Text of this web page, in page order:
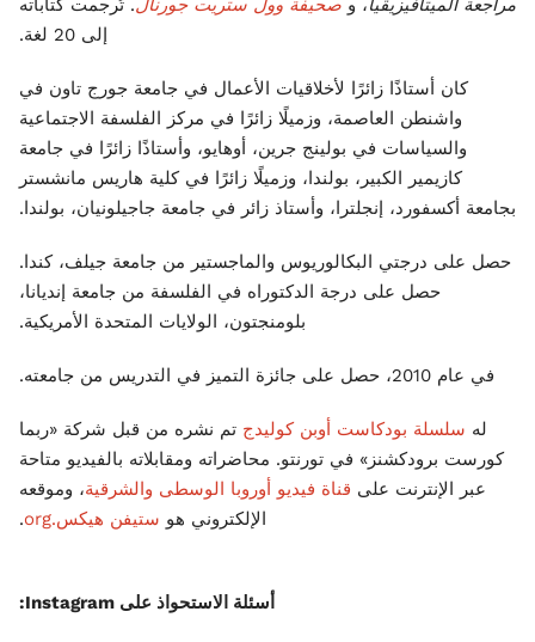
مراجعة الميتافيزيقيا، و صحيفة وول ستريت جورنال. تُرجمت كتاباته
إلى 20 لغة.
كان أستاذًا زائرًا لأخلاقيات الأعمال في جامعة جورج تاون في
واشنطن العاصمة، وزميلًا زائرًا في مركز الفلسفة الاجتماعية
والسياسات في بولينج جرين، أوهايو، وأستاذًا زائرًا في جامعة
كازيمير الكبير، بولندا، وزميلًا زائرًا في كلية هاريس مانشستر
بجامعة أكسفورد، إنجلترا، وأستاذ زائر في جامعة جاجيلونيان، بولندا.
حصل على درجتي البكالوريوس والماجستير من جامعة جيلف، كندا.
حصل على درجة الدكتوراه في الفلسفة من جامعة إنديانا،
بلومنجتون، الولايات المتحدة الأمريكية.
في عام 2010، حصل على جائزة التميز في التدريس من جامعته.
له سلسلة بودكاست أوبن كوليدج تم نشره من قبل شركة «ربما
كورست برودكشنز» في تورنتو. محاضراته ومقابلاته بالفيديو متاحة
عبر الإنترنت على قناة فيديو أوروبا الوسطى والشرقية، وموقعه
الإلكتروني هو ستيفن هيكس.org .
أسئلة الاستحواذ على Instagram: